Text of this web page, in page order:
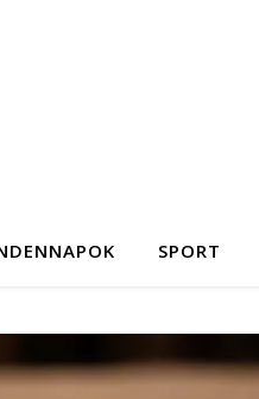
SPORT